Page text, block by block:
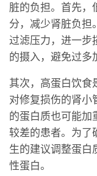
脏的负担。首先，
分，减少肾脏负担
过滤压力，进一步
的摄入，避免过多
其次，高蛋白饮食
对修复损伤的肾小
的蛋白质也可能加
较差的患者。为了
生的建议调整蛋白
性蛋白。